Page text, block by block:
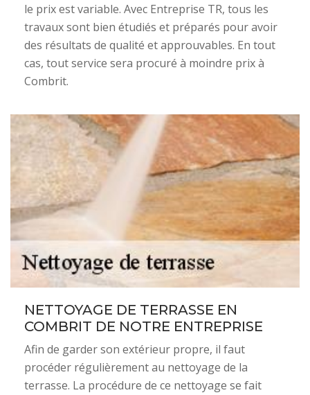
le prix est variable. Avec Entreprise TR, tous les
travaux sont bien étudiés et préparés pour avoir
des résultats de qualité et approuvables. En tout
cas, tout service sera procuré à moindre prix à
Combrit.
NETTOYAGE DE TERRASSE EN
COMBRIT DE NOTRE ENTREPRISE
Afin de garder son extérieur propre, il faut
procéder régulièrement au nettoyage de la
terrasse. La procédure de ce nettoyage se fait